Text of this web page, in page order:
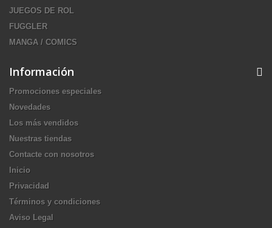
JUEGOS DE ROL
FUGGLER
MANGA / COMICS
Información
Promociones especiales
Novedades
Los más vendidos
Nuestras tiendas
Contacte con nosotros
Inicio
Privacidad
Términos y condiciones
Aviso Legal